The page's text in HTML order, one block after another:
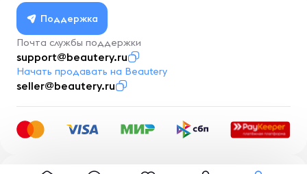
Поддержка
Почта службы поддержки
support@beautery.ru
Начать продавать на Beautery
seller@beautery.ru